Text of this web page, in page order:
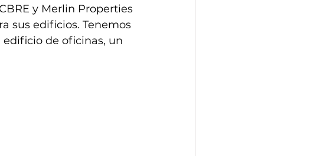
y Merlin Properties
sus edificios. Tenemos
de oficinas, un